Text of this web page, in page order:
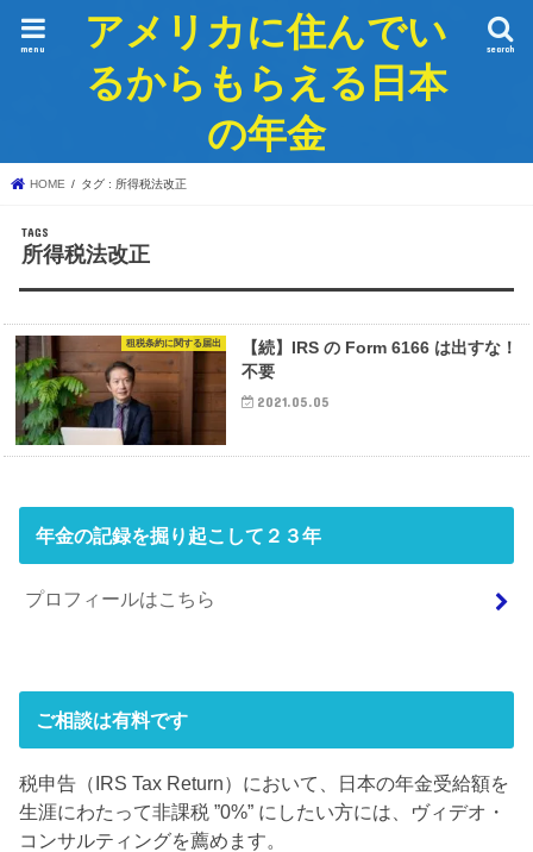
アメリカに住んでい
るからもらえる日本
の年金
search
menu
HOME タグ : 所得税法改正
所得税法改正
租税条約に関する届出
【続】IRS の Form 6166 は出すな！
不要
2021.05.05
年金の記録を掘り起こして２３年
プロフィールはこちら
ご相談は有料です
税申告（IRS Tax Return）において、日本の年金受給額を
生涯にわたって非課税 ”0%” にしたい方には、ヴィデオ・
コンサルティングを薦めます。